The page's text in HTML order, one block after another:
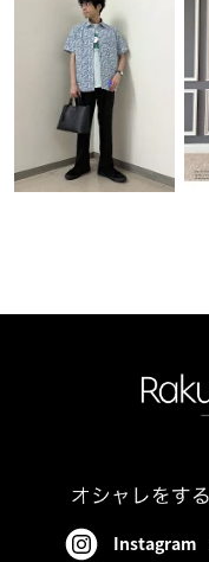
Instagram